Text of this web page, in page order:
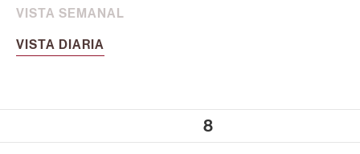
VISTA SEMANAL
VISTA DIARIA
8